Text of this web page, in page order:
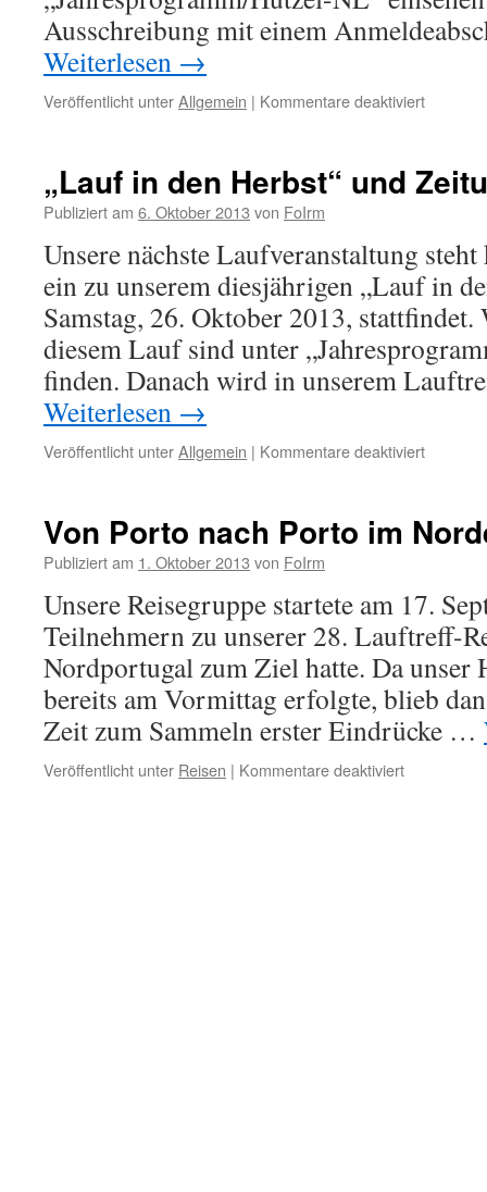
Ausschreibung mit einem
Weiterlesen →
Veröffentlicht unterAllgemein | Kommentare deaktiviertfür
2013“
Schatten
voraus!
„Lauf in den Herbst“ und
Publiziert am 6. Oktober 2013 von FoIrm
Unsere nächste Laufveranstaltung
ein zu unserem diesjährigen „Lauf in
Samstag, 26. Oktober 2013, stattfindet.
diesem Lauf sind unter
finden. Danach wird in unserem
Weiterlesen →
Veröffentlicht unterAllgemein | Kommentare deaktiviertfür
Herbst“
Von Porto nach Porto im
Publiziert am 1. Oktober 2013 von FoIrm
Unsere Reisegruppe startete am 17.
Teilnehmern zu unserer 28. Lauftreff-
Nordportugal zum Ziel hatte. Da unser
bereits am Vormittag erfolgte, blieb
Zeit zum Sammeln erster Eindrücke …
Veröffentlicht unter Reisen | Kommentare deaktiviertfür